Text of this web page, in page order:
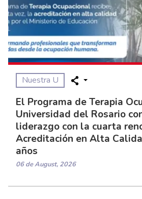
Nuestra U
El Programa de Terapia
Universidad del Rosario
liderazgo con la cuarta
Acreditación en Alta
años
06 de August, 2026